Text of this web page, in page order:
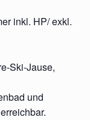
inkl. HP/ exkl.
Ski-Jause,
und